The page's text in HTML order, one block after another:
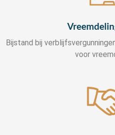
Bijstand bij
voor